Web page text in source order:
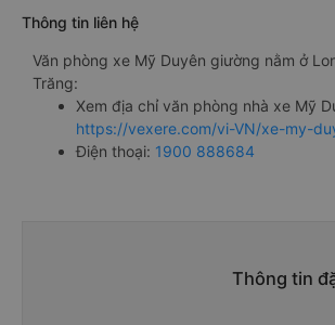
Thông tin liên hệ
Văn phòng xe Mỹ Duyên giường nằm ở
Trăng:
Xem địa chỉ văn phòng nhà xe Mỹ
https://vexere.com/vi-VN/xe-my-
Điện thoại: 1900 888684
Thông tin